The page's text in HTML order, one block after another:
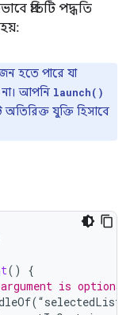
প্রতিটি পদ্ধতি
হতে পারে যা
আপনি launch()
যুক্তি হিসাবে
()
{
is
(“